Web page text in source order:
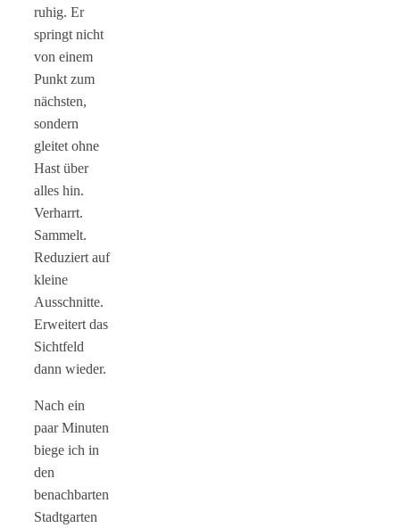
ruhig. Er
springt nicht
von einem
Punkt zum
nächsten,
sondern
gleitet ohne
Hast über
alles hin.
Verharrt.
Sammelt.
Reduziert auf
kleine
Ausschnitte.
Erweitert das
Sichtfeld
dann wieder.
Nach ein
paar Minuten
biege ich in
den
benachbarten
Stadtgarten